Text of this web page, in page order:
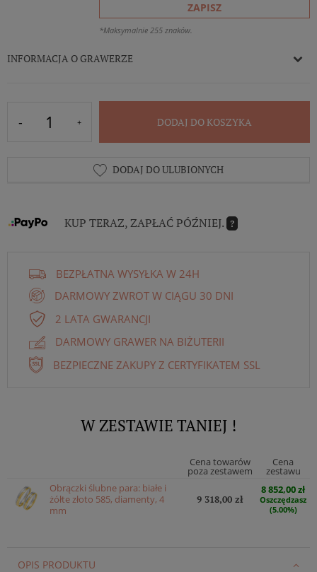
ZAPISZ
*Maksymalnie 255 znaków.
INFORMACJA O GRAWERZE
DODAJ DO KOSZYKA
DODAJ DO ULUBIONYCH
KUP TERAZ, ZAPŁAĆ PÓŹNIEJ. ?
BEZPŁATNA WYSYŁKA W 24H
DARMOWY ZWROT W CIĄGU 30 DNI
2 LATA GWARANCJI
DARMOWY GRAWER NA BIŻUTERII
BEZPIECZNE ZAKUPY Z CERTYFIKATEM SSL
W ZESTAWIE TANIEJ !
Cena towarów
poza zestawem
Cena
zestawu
Obrączki ślubne para: białe i
żółte złoto 585, diamenty, 4
mm
9 318,00 zł
8 852,00 zł
Oszczędzasz
(5.00%)
OPIS PRODUKTU